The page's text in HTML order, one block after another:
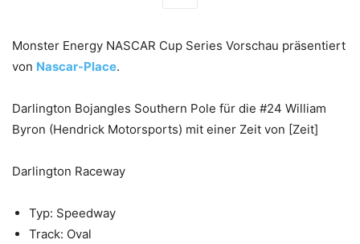
Monster Energy NASCAR Cup Series Vorschau präsentiert
von Nascar-Place.
Darlington Bojangles Southern Pole für die #24 William
Byron (Hendrick Motorsports) mit einer Zeit von [Zeit]
Darlington Raceway
Typ: Speedway
Track: Oval